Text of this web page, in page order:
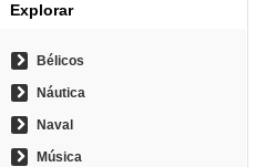
Explorar
Bélicos
Náutica
Naval
Música